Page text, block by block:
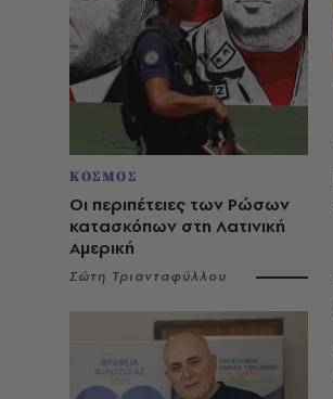
ΚΟΣΜΟΣ
Οι περιπέτειες των Ρώσων
κατασκόπων στη Λατινική
Αμερική
Σώτη Τριανταφύλλου